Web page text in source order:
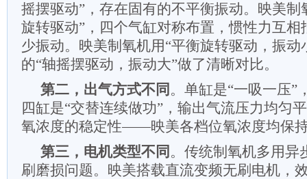
摇摆驱动”，存在固有的不平衡振动。映美制
旋转驱动”，四个气缸对称布置，惯性力互
少振动。映美制氧机用“平衡旋转驱动，振动
的“轴摇摆驱动，振动大”做了清晰对比。
第二，出气方式不同 。单缸是“一吸一压”
四缸是“交替连续做功”，输出气流压力均匀
氧浓度的稳定性——映美各档位氧浓度均保
第三，电机类型不同 。传统制氧机多用异
刷磨损问题。映美搭载直流变频无刷电机，